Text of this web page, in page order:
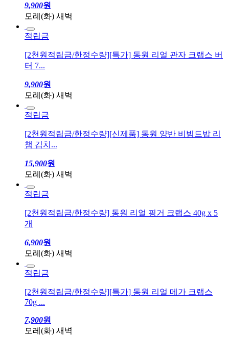
9,900원
모레(화) 새벽
적립금
[2천원적립금/한정수량][특가] 동원 리얼 관자 크랩스 버
터 7...
9,900원
모레(화) 새벽
적립금
[2천원적립금/한정수량][신제품] 동원 양반 비빔드밥 리
챔 김치...
15,900원
모레(화) 새벽
적립금
[2천원적립금/한정수량] 동원 리얼 핑거 크랩스 40g x 5
6,900원
모레(화) 새벽
적립금
[2천원적립금/한정수량][특가] 동원 리얼 메가 크랩스
70g ...
7,900원